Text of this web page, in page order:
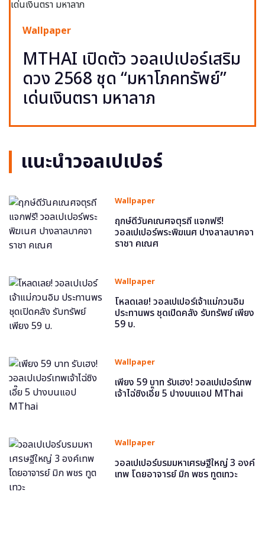
Wallpaper
MTHAI เปิดตัว วอลเปเปอร์เสริม
ดวง 2568 ชุด “มหาโภคทรัพย์”
เด่นเงินตรา มหาลาภ
แนะนำวอลเปเปอร์
Wallpaper
ฤกษ์ดีวันคเณศจตุรถี แจกฟรี!
วอลเปเปอร์พระพิฆเนศ ปางลาลบาคจา
ราชา คเณศ
Wallpaper
โหลดเลย! วอลเปเปอร์เจ้าแม่กวนอิม
ประทานพร ชุดเปิดคลัง รับทรัพย์ เพียง
59 บ.
Wallpaper
เพียง 59 บาท รับเฮง! วอลเปเปอร์เทพ
เจ้าไฉ่ซิงเอี๊ย 5 ปางบนแอป MThai
Wallpaper
วอลเปเปอร์บรมมหาเศรษฐีใหญ่ 3 องค์
เทพ โดยอาจารย์ มิก พชร ทูตเทวะ